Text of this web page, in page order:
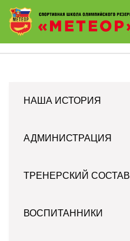
Отключить картинки
НАША ИСТОРИЯ
АДМИНИСТРАЦИЯ
ТРЕНЕРСКИЙ СОСТАВ
ВОСПИТАННИКИ